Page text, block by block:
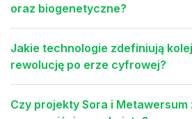
oraz biogenetyczne?
Jakie technologie zdefiniują
rewolucję po erze cyfrowej?
Czy projekty Sora i Metawersum